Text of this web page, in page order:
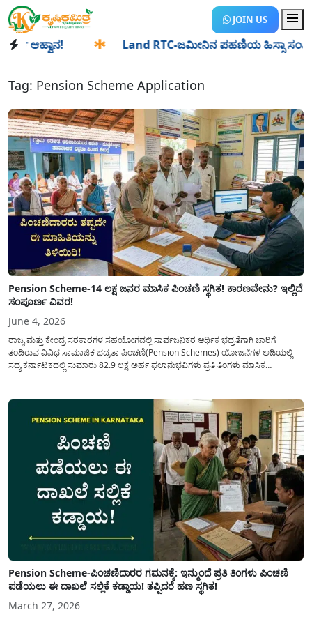
JOIN US
Land RTC-ಜಮೀನಿನ ಪಹಣಿಯ ಹಿಸ್ಸಾ ಸಂಖ್ಯೆ
Tag: Pension Scheme Application
Pension Scheme-14 ಲಕ್ಷ ಜನರ ಮಾಸಿಕ ಪಿಂಚಣಿ ಸ್ಥಗಿತ! ಕಾರಣವೇನು? ಇಲ್ಲಿದೆ
ಸಂಪೂರ್ಣ ವಿವರ!
June 4, 2026
ರಾಜ್ಯ ಮತ್ತು ಕೇಂದ್ರ ಸರಕಾರಗಳ ಸಹಯೋಗದಲ್ಲಿ ಸಾರ್ವಜನಿಕರ ಆರ್ಥಿಕ ಭದ್ರತೆಗಾಗಿ ಜಾರಿಗೆ
ತಂದಿರುವ ವಿವಿಧ ಸಾಮಾಜಿಕ ಭದ್ರತಾ ಪಿಂಚಣಿ(Pension Schemes) ಯೋಜನೆಗಳ ಅಡಿಯಲ್ಲಿ
ಸದ್ಯ ಕರ್ನಾಟಕದಲ್ಲಿ ಸುಮಾರು 82.9 ಲಕ್ಷ ಅರ್ಹ ಫಲಾನುಭವಿಗಳು ಪ್ರತಿ ತಿಂಗಳು ಮಾಸಿಕ
Pension Scheme-ಪಿಂಚಣಿದಾರರ ಗಮನಕ್ಕೆ: ಇನ್ಮುಂದೆ ಪ್ರತಿ ತಿಂಗಳು ಪಿಂಚಣಿ
ಪಡೆಯಲು ಈ ದಾಖಲೆ ಸಲ್ಲಿಕೆ ಕಡ್ಡಾಯ! ತಪ್ಪಿದರೆ ಹಣ ಸ್ಥಗಿತ!
March 27, 2026